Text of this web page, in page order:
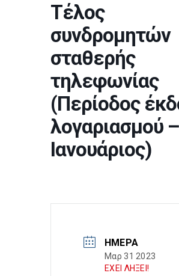
Τέλος
συνδρομητών
σταθερής
τηλεφωνίας
(Περίοδος
λογαριασμού –
Ιανουάριος)
ΗΜΈΡΑ
Μαρ 31 2023
ΕΧΕΙ ΛΗΞΕΙ!